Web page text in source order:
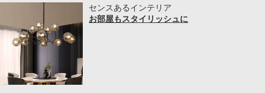
センスあるインテリア
お部屋もスタイリッシュに